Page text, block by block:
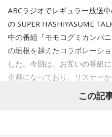
た」と振り返りました。
（左から）パーソナリティの
社yutori代表取締役社長 片石
◆古着トークで大盛り上がり
一方で、フィンランドでの暮
といいます。日照時間が短く
るほどで、「人に会いたくな
足りないときがある」と明か
も「まだ慣れていないですね
得についても「いつまで経っ
歩いている感じ」と率直な思
厳しい冬があるからこそ、春
ABCラジオでレギュラー放送
の SUPER HASHiYASUME
中の番組『モモコグミカンパ
の垣根を越えたコラボレーシ
した。今回は、お互いの番組
企画になっており、リスナー
この記